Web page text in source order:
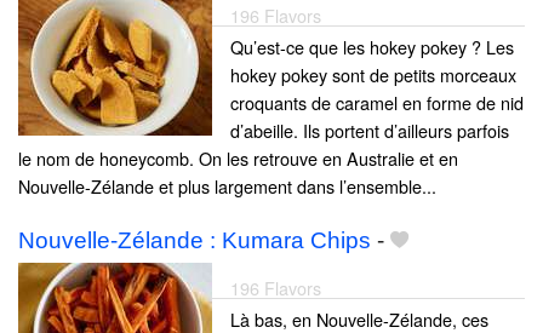
196 Flavors
Qu’est-ce que les hokey pokey ? Les
hokey pokey sont de petits morceaux
croquants de caramel en forme de nid
d’abeille. Ils portent d’ailleurs parfois
le nom de honeycomb. On les retrouve en Australie et en
Nouvelle-Zélande et plus largement dans l’ensemble...
Nouvelle-Zélande : Kumara Chips -
196 Flavors
Là bas, en Nouvelle-Zélande, ces